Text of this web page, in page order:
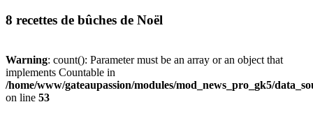
8 recettes de bûches de Noël
Warning: count(): Parameter must be an array or an object that
implements Countable in
/home/www/gateaupassion/modules/mod_news_pro_gk5/
on line 53